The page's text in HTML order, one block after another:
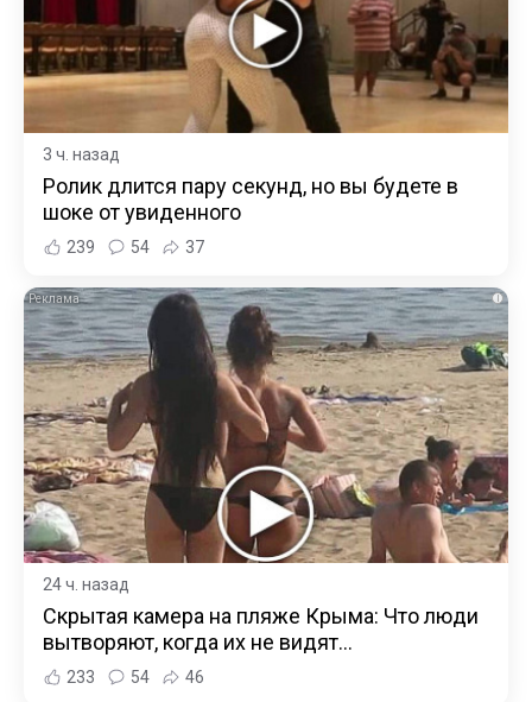
3 ч. назад
Ролик длится пару секунд, но вы будете в
шоке от увиденного
239 54 37
i
24 ч. назад
Скрытая камера на пляже Крыма: Что люди
вытворяют, когда их не видят...
233 54 46